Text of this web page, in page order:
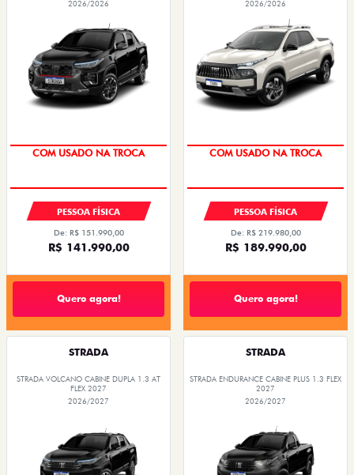
2026/2026
TAXA 0,99%
PESSOA FÍSICA
De: R$ 151.990,00
R$ 141.990,00
Quero agora!
2026/2026
TAXA 0,99%
PESSOA FÍSICA
De: R$ 219.980,00
R$ 189.990,00
Quero agora!
STRADA
STRADA VOLCANO CABINE DUPLA 1.3 AT
FLEX 2027
2026/2027
STRADA
STRADA ENDURANCE CABINE PLUS 1.3 FLEX
2027
2026/2027